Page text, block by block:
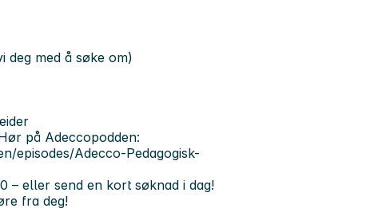
deg med å søke om)
på Adeccopodden:
episodes/Adecco-Pedagogisk-
– eller send en kort søknad i dag!
fra deg!